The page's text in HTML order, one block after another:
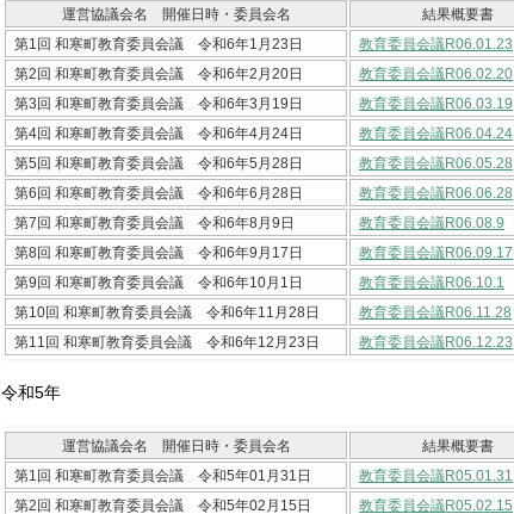
運営協議会名 開催日時・委員会名
結果概要書
第1回 和寒町教育委員会議 令和6年1月23日
教育委員会議R06.01.23
第2回 和寒町教育委員会議 令和6年2月20日
教育委員会議R06.02.20
第3回 和寒町教育委員会議 令和6年3月19日
教育委員会議R06.03.19
第4回 和寒町教育委員会議 令和6年4月24日
教育委員会議R06.04.24
第5回 和寒町教育委員会議 令和6年5月28日
教育委員会議R06.05.28
第6回 和寒町教育委員会議 令和6年6月28日
教育委員会議R06.06.28
第7回 和寒町教育委員会議 令和6年8月9日
教育委員会議R06.08.9
第8回 和寒町教育委員会議 令和6年9月17日
教育委員会議R06.09.17
第9回 和寒町教育委員会議 令和6年10月1日
教育委員会議R06.10.1
第10回 和寒町教育委員会議 令和6年11月28日
教育委員会議R06.11.28
第11回 和寒町教育委員会議 令和6年12月23日
教育委員会議R06.12.23
令和5年
運営協議会名 開催日時・委員会名
結果概要書
第1回 和寒町教育委員会議 令和5年01月31日
教育委員会議R05.01.31
第2回 和寒町教育委員会議 令和5年02月15日
教育委員会議R05.02.15